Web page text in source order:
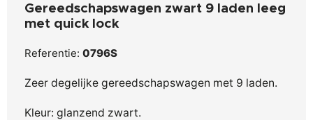
Gereedschapswagen zwart 9 laden leeg
met quick lock
Referentie: 0796S
Zeer degelijke gereedschapswagen met 9 laden.
Kleur: glanzend zwart.